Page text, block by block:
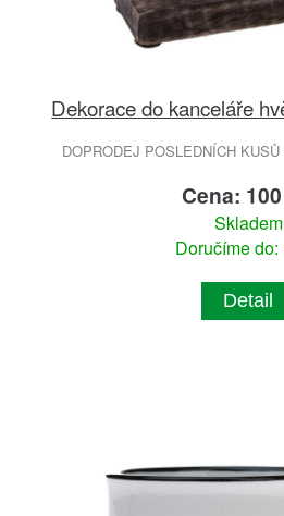
Dekorace do kanceláře
DOPRODEJ POSLEDNÍCH
Cena:
Skladem
Doručíme do:
Detail